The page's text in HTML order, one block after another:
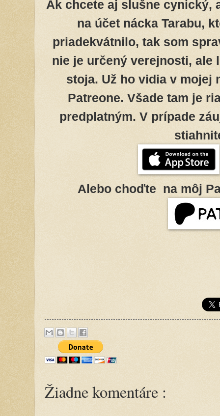
Ak chcete aj slušne cynický,
na účet nácka Tarabu,
priadekvátnilo, tak som
nie je určený verejnosti,
stoja. Už ho vidia v mojej
Patreone. Všade tam je
predplatným. V prípade
Alebo choďte na môj
Žiadne komentáre :